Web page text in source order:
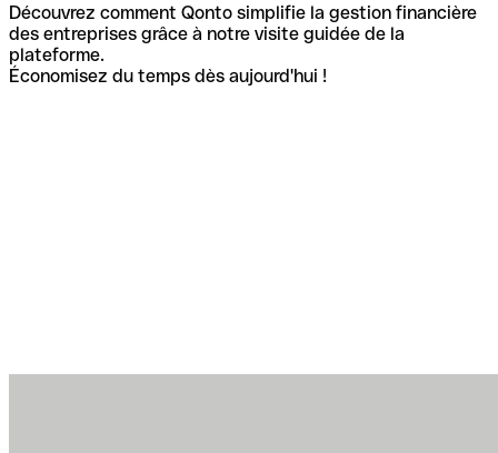
Découvrez comment Qonto simplifie la gestion financière
des entreprises grâce à notre visite guidée de la
plateforme.
Économisez du temps dès aujourd'hui !